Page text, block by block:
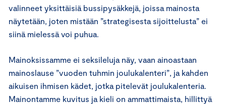
valinneet yksittäisiä bussipysäkkejä, joissa mainosta
näytetään, joten mistään ”strategisesta sijoittelusta” ei
siinä mielessä voi puhua.
Mainoksissamme ei seksileluja näy, vaan ainoastaan
mainoslause ”vuoden tuhmin joulukalenteri”, ja kahden
aikuisen ihmisen kädet, jotka pitelevät joulukalenteria.
Mainontamme kuvitus ja kieli on ammattimaista, hillittyä